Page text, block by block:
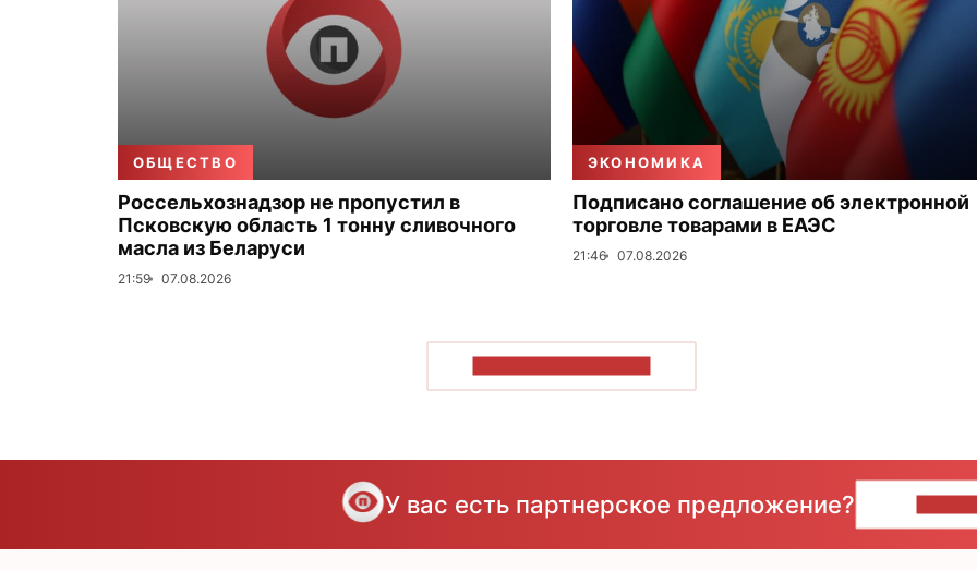
ОБЩЕСТВО
Россельхознадзор не пропустил в
Псковскую область 1 тонну сливочного
масла из Беларуси
21:59 07.08.2026
ЭКОНОМИКА
Подписано соглашение об электронной
торговле товарами в ЕАЭС
21:46 07.08.2026
У вас есть партнерское предложение?